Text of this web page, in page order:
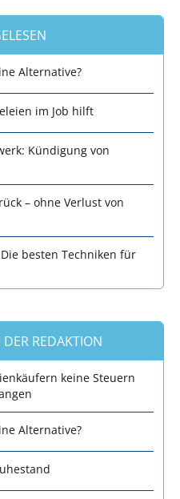
Alternative?
im Job hilft
Kündigung von
– ohne Verlust von
besten Techniken für
REDAKTION
keine Steuern
Alternative?